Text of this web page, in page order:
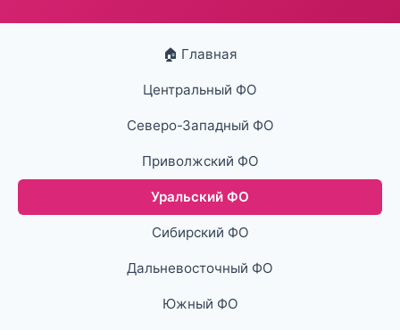
🏠 Главная
Центральный ФО
Северо-Западный ФО
Приволжский ФО
Уральский ФО
Сибирский ФО
Дальневосточный ФО
Южный ФО